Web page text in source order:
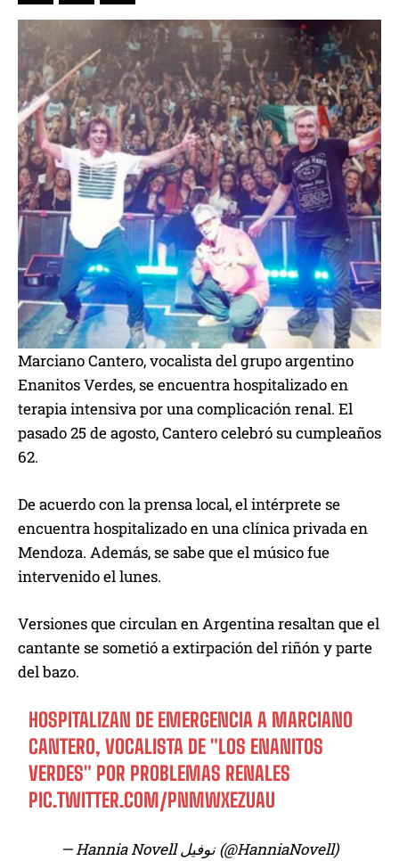
Marciano Cantero, vocalista del grupo argentino
Enanitos Verdes, se encuentra hospitalizado en
terapia intensiva por una complicación renal. El
pasado 25 de agosto, Cantero celebró su cumpleaños
62.
De acuerdo con la prensa local, el intérprete se
encuentra hospitalizado en una clínica privada en
Mendoza. Además, se sabe que el músico fue
intervenido el lunes.
Versiones que circulan en Argentina resaltan que el
cantante se sometió a extirpación del riñón y parte
del bazo.
HOSPITALIZAN DE EMERGENCIA A MARCIANO
CANTERO, VOCALISTA DE "LOS ENANITOS
VERDES" POR PROBLEMAS RENALES
PIC.TWITTER.COM/PNMWXEZUAU
— Hannia Novell نوفيل (@HanniaNovell)